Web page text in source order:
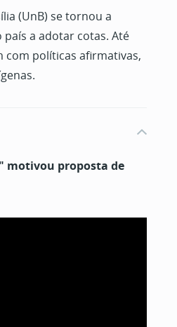
(UnB) se tornou a
a adotar cotas. Até
com políticas afirmativas,
motivou proposta de